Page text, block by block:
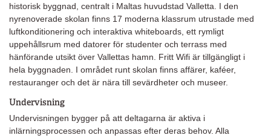
historisk byggnad, centralt i Maltas huvudstad Valletta. I den
nyrenoverade skolan finns 17 moderna klassrum utrustade med
luftkonditionering och interaktiva whiteboards, ett rymligt
uppehållsrum med datorer för studenter och terrass med
hänförande utsikt över Vallettas hamn. Fritt Wifi är tillgängligt i
hela byggnaden. I området runt skolan finns affärer, kaféer,
restauranger och det är nära till sevärdheter och museer.
Undervisning
Undervisningen bygger på att deltagarna är aktiva i
inlärningsprocessen och anpassas efter deras behov. Alla